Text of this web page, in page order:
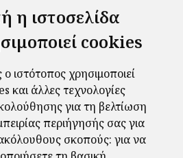
η ιστοσελίδα
cookies
ιστότοπος χρησιμοποιεί
και άλλες τεχνολογίες
για τη βελτίωση
περιήγησής σας για
σκοπούς: για να
τόρες φίλαθλοι
φρανκ ντε μπουρ
χαβίτο
χάρι πότερ